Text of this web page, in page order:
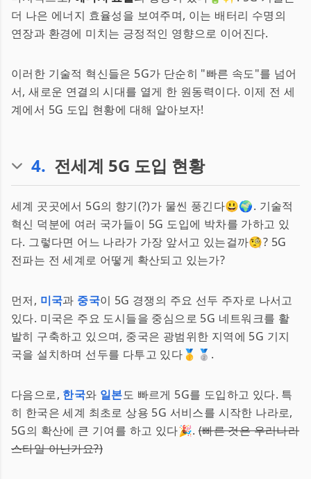
더 나은 에너지 효율성을 보여주며, 이는 배터리 수명의
연장과 환경에 미치는 긍정적인 영향으로 이어진다.
이러한 기술적 혁신들은 5G가 단순히 "빠른 속도"를 넘어
서, 새로운 연결의 시대를 열게 한 원동력이다. 이제 전 세
계에서 5G 도입 현황에 대해 알아보자!
4. 전세계 5G 도입 현황
세계 곳곳에서 5G의 향기(?)가 물씬 풍긴다😃🌍. 기술적
혁신 덕분에 여러 국가들이 5G 도입에 박차를 가하고 있
다. 그렇다면 어느 나라가 가장 앞서고 있는걸까🧐? 5G
전파는 전 세계로 어떻게 확산되고 있는가?
먼저, 미국과 중국이 5G 경쟁의 주요 선두 주자로 나서고
있다. 미국은 주요 도시들을 중심으로 5G 네트워크를 활
발히 구축하고 있으며, 중국은 광범위한 지역에 5G 기지
국을 설치하며 선두를 다투고 있다🥇🥈.
다음으로, 한국와 일본도 빠르게 5G를 도입하고 있다. 특
히 한국은 세계 최초로 상용 5G 서비스를 시작한 나라로,
5G의 확산에 큰 기여를 하고 있다🎉.(빠른 것은 우리나라
스타일 아닌가요?)